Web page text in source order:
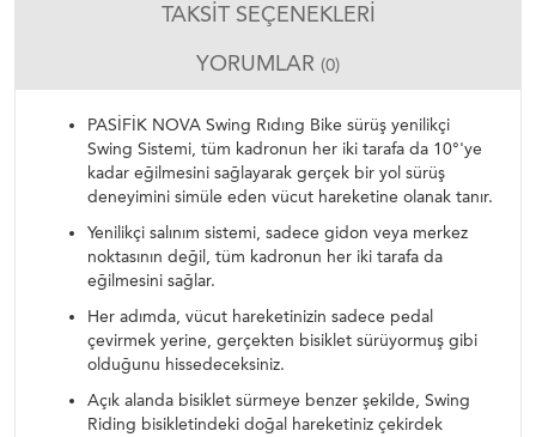
TAKSIT SEÇENEKLERI
YORUMLAR (0)
PASİFİK NOVA Swing Rıdıng Bike sürüş yenilikçi
Swing Sistemi, tüm kadronun her iki tarafa da 10°'ye
kadar eğilmesini sağlayarak gerçek bir yol sürüş
deneyimini simüle eden vücut hareketine olanak tanır.
Yenilikçi salınım sistemi, sadece gidon veya merkez
noktasının değil, tüm kadronun her iki tarafa da
eğilmesini sağlar.
Her adımda, vücut hareketinizin sadece pedal
çevirmek yerine, gerçekten bisiklet sürüyormuş gibi
olduğunu hissedeceksiniz.
Açık alanda bisiklet sürmeye benzer şekilde, Swing
Riding bisikletindeki doğal hareketiniz çekirdek